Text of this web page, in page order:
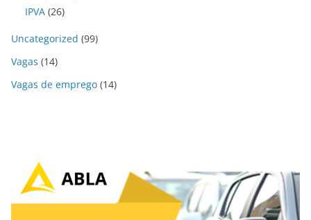
IPVA (26)
Uncategorized (99)
Vagas (14)
Vagas de emprego (14)